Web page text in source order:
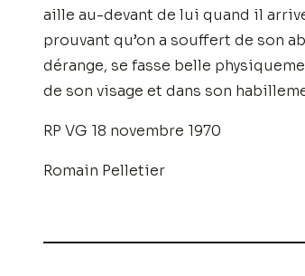
aille au-devant de lui quand il
prouvant qu’on a souffert de son
dérange, se fasse belle
de son visage et dans son
RP VG 18 novembre 1970
Romain Pelletier